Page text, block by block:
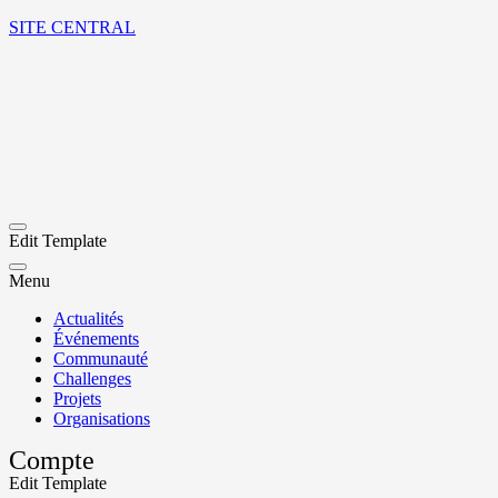
SITE CENTRAL
Edit Template
Menu
Actualités
Événements
Communauté
Challenges
Projets
Organisations
Compte
Edit Template